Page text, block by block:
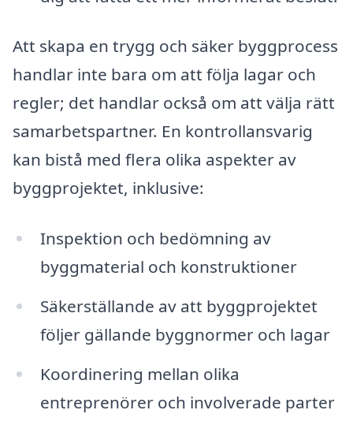
Att skapa en trygg och säker byggprocess
handlar inte bara om att följa lagar och
regler; det handlar också om att välja rätt
samarbetspartner. En kontrollansvarig
kan bistå med flera olika aspekter av
byggprojektet, inklusive:
Inspektion och bedömning av
byggmaterial och konstruktioner
Säkerställande av att byggprojektet
följer gällande byggnormer och lagar
Koordinering mellan olika
entreprenörer och involverade parter